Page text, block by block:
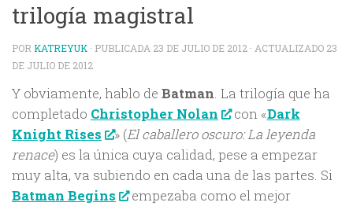
trilogía magistral
POR KATREYUK · PUBLICADA 23 DE JULIO DE 2012 · ACTUALIZADO 23
DE JULIO DE 2012
Y obviamente, hablo de Batman. La trilogía que ha
completado Christopher Nolan con «Dark
Knight Rises
» (El caballero oscuro: La leyenda
renace) es la única cuya calidad, pese a empezar
muy alta, va subiendo en cada una de las partes. Si
Batman Begins
empezaba como el mejor